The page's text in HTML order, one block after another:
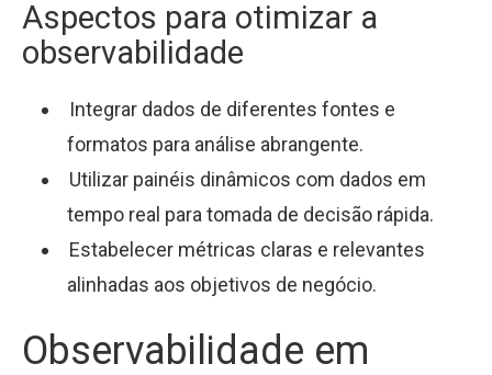
Aspectos para otimizar a
observabilidade
Integrar dados de diferentes fontes e
formatos para análise abrangente.
Utilizar painéis dinâmicos com dados em
tempo real para tomada de decisão rápida.
Estabelecer métricas claras e relevantes
alinhadas aos objetivos de negócio.
Observabilidade em